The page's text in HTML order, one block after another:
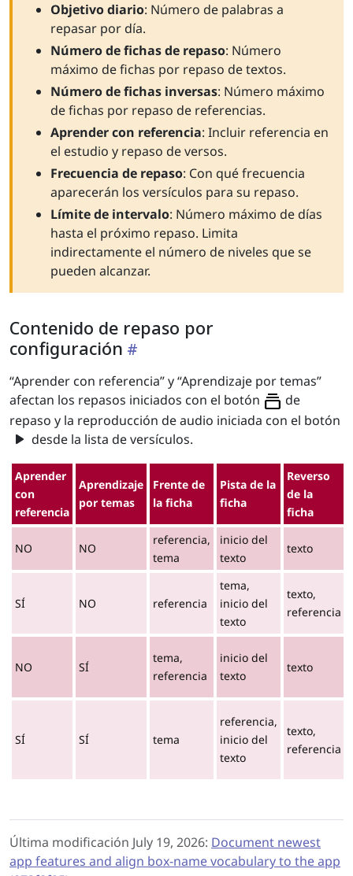
Objetivo diario: Número de palabras a
repasar por día.
Número de fichas de repaso: Número
máximo de fichas por repaso de textos.
Número de fichas inversas: Número máximo
de fichas por repaso de referencias.
Aprender con referencia: Incluir referencia en
el estudio y repaso de versos.
Frecuencia de repaso: Con qué frecuencia
aparecerán los versículos para su repaso.
Límite de intervalo: Número máximo de días
hasta el próximo repaso. Limita
indirectamente el número de niveles que se
pueden alcanzar.
Contenido de repaso por
configuración
“Aprender con referencia” y “Aprendizaje por temas”
afectan los repasos iniciados con el botón
de
repaso y la reproducción de audio iniciada con el botón
play_arrow desde la lista de versículos.
Aprender
con
referencia
Aprendizaje
por temas
Frente de
la ficha
Pista de la
ficha
Reverso
de la
ficha
NO NO
referencia,
tema
inicio del
texto
texto
SÍ NO referencia
tema,
inicio del
texto
texto,
referencia
NO SÍ
tema,
referencia
inicio del
texto
texto
SÍ SÍ tema
referencia,
inicio del
texto
texto,
referencia
Última modificación July 19, 2026: Document newest
app features and align box-name vocabulary to the app